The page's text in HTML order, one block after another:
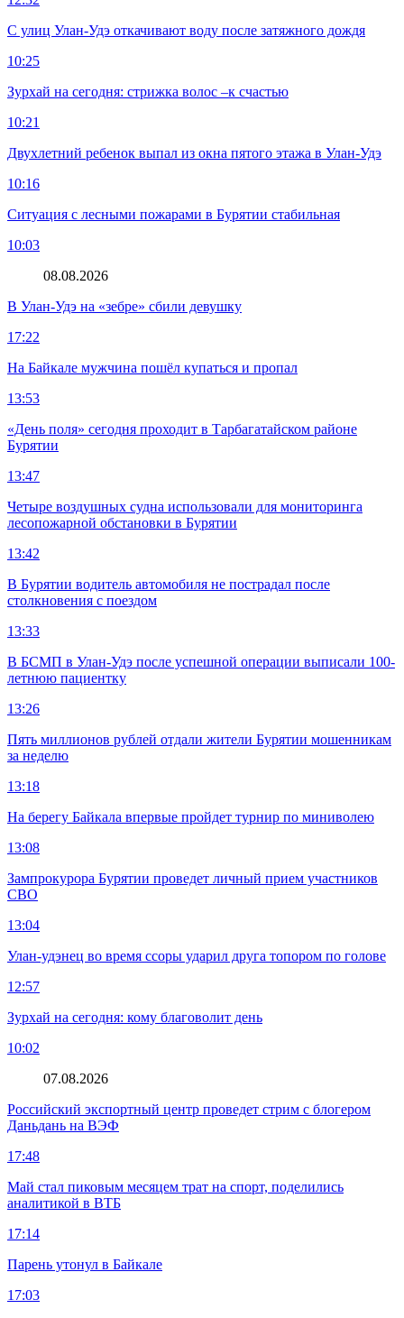
С улиц Улан-Удэ откачивают воду после затяжного дождя
10:25
Зурхай на сегодня: стрижка волос –к счастью
10:21
Двухлетний ребенок выпал из окна пятого этажа в Улан-Удэ
10:16
Ситуация с лесными пожарами в Бурятии стабильная
10:03
08.08.2026
В Улан-Удэ на «зебре» сбили девушку
17:22
На Байкале мужчина пошёл купаться и пропал
13:53
«День поля» сегодня проходит в Тарбагатайском районе
Бурятии
13:47
Четыре воздушных судна использовали для мониторинга
лесопожарной обстановки в Бурятии
13:42
В Бурятии водитель автомобиля не пострадал после
столкновения с поездом
13:33
В БСМП в Улан-Удэ после успешной операции выписали 100-
летнюю пациентку
13:26
Пять миллионов рублей отдали жители Бурятии мошенникам
за неделю
13:18
На берегу Байкала впервые пройдет турнир по миниволею
13:08
Зампрокурора Бурятии проведет личный прием участников
СВО
13:04
Улан-удэнец во время ссоры ударил друга топором по голове
12:57
Зурхай на сегодня: кому благоволит день
10:02
07.08.2026
Российский экспортный центр проведет стрим с блогером
Даньдань на ВЭФ
17:48
Май стал пиковым месяцем трат на спорт, поделились
аналитикой в ВТБ
17:14
Парень утонул в Байкале
17:03